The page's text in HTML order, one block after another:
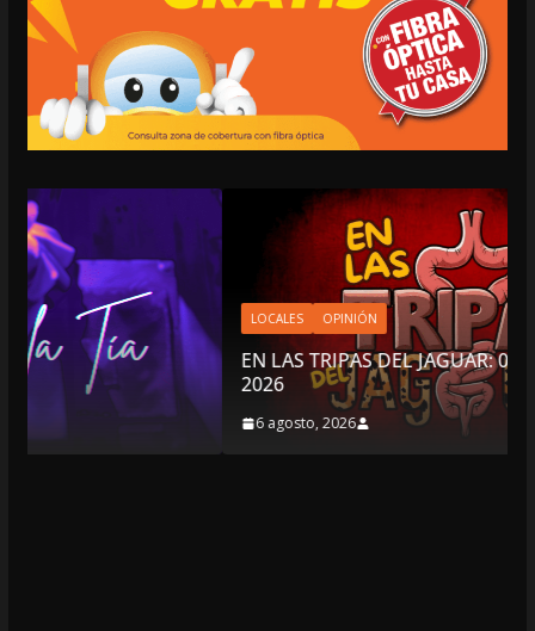
LOCALES OPINIÓN
EN LAS TRIPAS DEL JAGUAR: 06 DE AGOSTO DE
2026
6 agosto, 2026